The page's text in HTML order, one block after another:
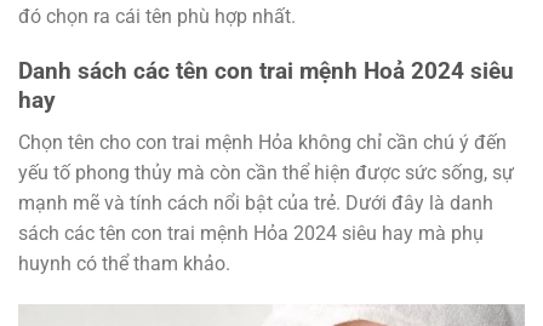
đó chọn ra cái tên phù hợp nhất.
Danh sách các tên con trai mệnh Hoả 2024 siêu
hay
Chọn tên cho con trai mệnh Hỏa không chỉ cần chú ý đến
yếu tố phong thủy mà còn cần thể hiện được sức sống, sự
mạnh mẽ và tính cách nổi bật của trẻ. Dưới đây là danh
sách các tên con trai mệnh Hỏa 2024 siêu hay mà phụ
huynh có thể tham khảo.